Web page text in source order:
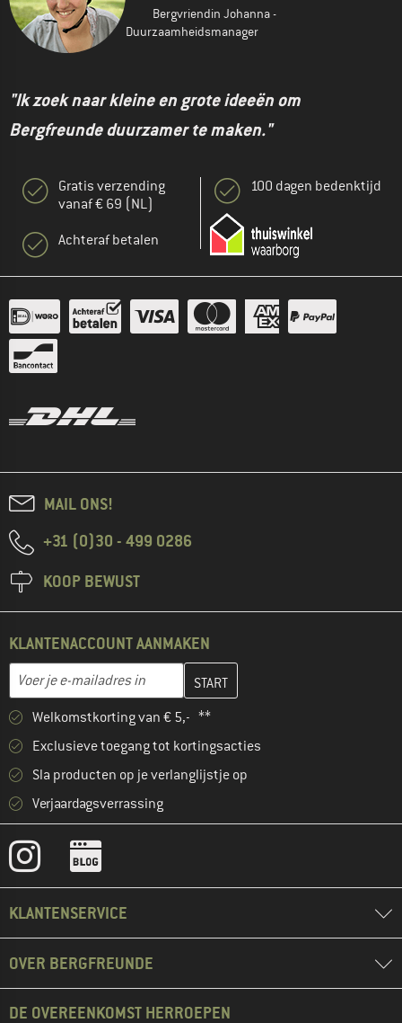
Bergvriendin Johanna -
Duurzaamheidsmanager
"Ik zoek naar kleine en grote ideeën om
Bergfreunde duurzamer te maken."
Gratis verzending
vanaf € 69 (NL)
Achteraf betalen
100 dagen bedenktijd
MAIL ONS!
+31 (0)30 - 499 0286
KOOP BEWUST
KLANTENACCOUNT AANMAKEN
E-mailadres
Vul je e-mailadres hier in en maak in de volgende stap je
Welkomstkorting van € 5,- **
Exclusieve toegang tot kortingsacties
Sla producten op je verlanglijstje op
Verjaardagsverrassing
KLANTENSERVICE
OVER BERGFREUNDE
DE OVEREENKOMST HERROEPEN